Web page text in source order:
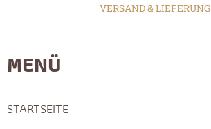
VERSAND & LIEFERUNG
MENÜ
STARTSEITE